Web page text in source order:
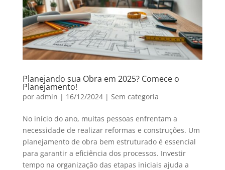
Planejando sua Obra em 2025? Comece o
Planejamento!
por admin | 16/12/2024| Sem categoria
No início do ano, muitas pessoas enfrentam a
necessidade de realizar reformas e construções. Um
planejamento de obra bem estruturado é essencial
para garantir a eficiência dos processos. Investir
tempo na organização das etapas iniciais ajuda a